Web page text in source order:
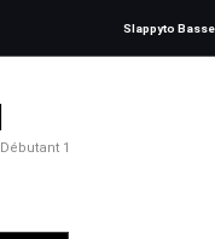
Slappyto Basse
Débutant 1